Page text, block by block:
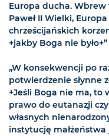
Europa ducha. Wbrew
Paweł II Wielki,
chrześcijańskich
+jakby Boga nie
„W konsekwencji po
potwierdzenie słynne
+Jeśli Boga nie ma, to
prawo do eutanazji
własnych
instytucję